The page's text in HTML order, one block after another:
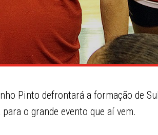
Pinto defrontará a formação de
o grande evento que aí vem.